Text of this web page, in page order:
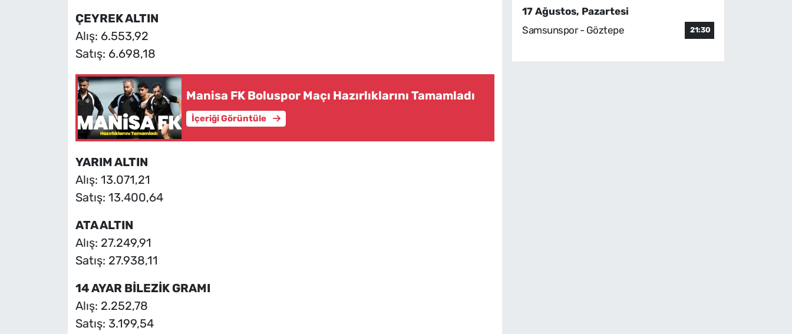
ÇEYREK ALTIN
Alış: 6.553,92
Satış: 6.698,18
Manisa FK Boluspor Maçı Hazırlıklarını Tamamladı
İçeriği Görüntüle
YARIM ALTIN
Alış: 13.071,21
Satış: 13.400,64
ATA ALTIN
Alış: 27.249,91
Satış: 27.938,11
14 AYAR BİLEZİK GRAMI
Alış: 2.252,78
Satış: 3.199,54
17 Ağustos, Pazartesi
Samsunspor - Göztepe
21:30